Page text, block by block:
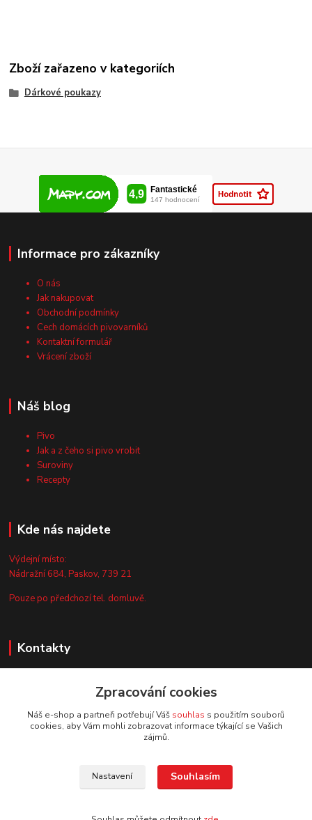
Zboží zařazeno v kategoriích
Dárkové poukazy
Informace pro zákazníky
O nás
Jak nakupovat
Obchodní podmínky
Cech domácích pivovarníků
Kontaktní formulář
Vrácení zboží
Náš blog
Pivo
Jak a z čeho si pivo vrobit
Suroviny
Recepty
Kde nás najdete
Výdejní místo:
Nádražní 684, Paskov, 739 21
Pouze po předchozí tel. domluvě.
Kontakty
+420 735 044 675
info@vyrobtesipivo.cz
Zpracování cookies
Náš e-shop a partneři potřebují Váš souhlas s použitím souborů
cookies, aby Vám mohli zobrazovat informace týkající se Vašich
zájmů.
Nastavení Souhlasím